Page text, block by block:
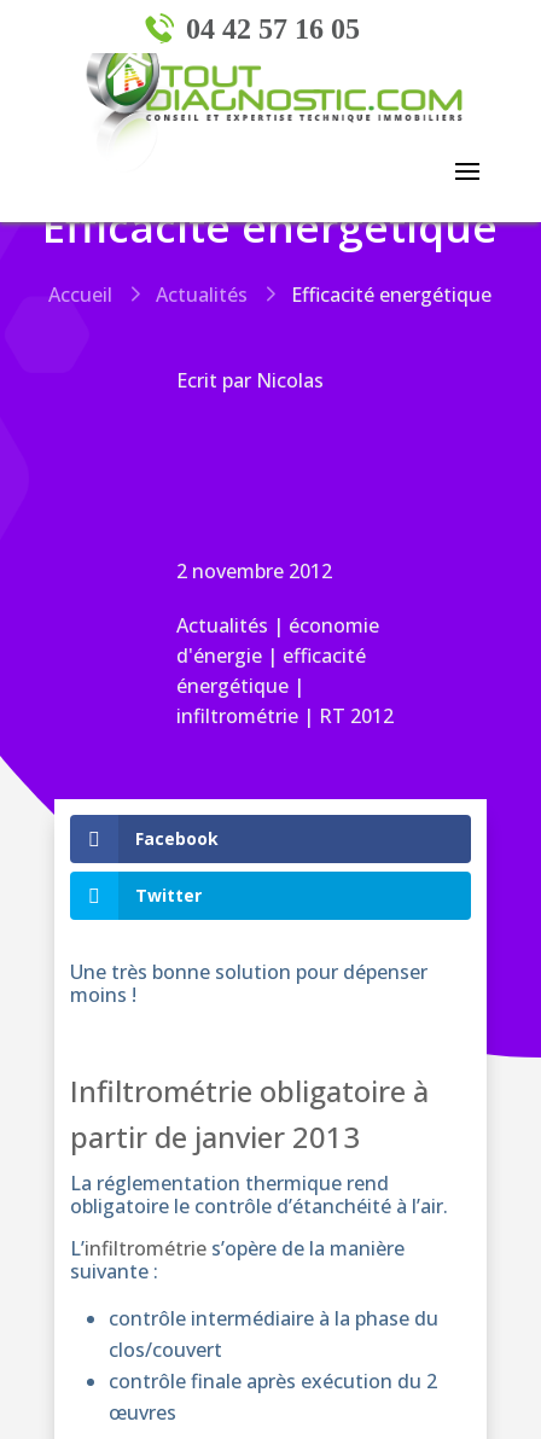
04 42 57 16 05
Efficacité energétique
Accueil Actualités Efficacité energétique
Ecrit par Nicolas
2 novembre 2012
Actualités | économie
d'énergie| efficacité
énergétique|
infiltrométrie| RT 2012
Facebook
Twitter
Une très bonne solution pour dépenser
moins !
Infiltrométrie obligatoire à
partir de janvier 2013
La réglementation thermique rend
obligatoire le contrôle d’étanchéité à l’air.
L’infiltrométrie s’opère de la manière
suivante :
contrôle intermédiaire à la phase du
clos/couvert
contrôle finale après exécution du 2
œuvres